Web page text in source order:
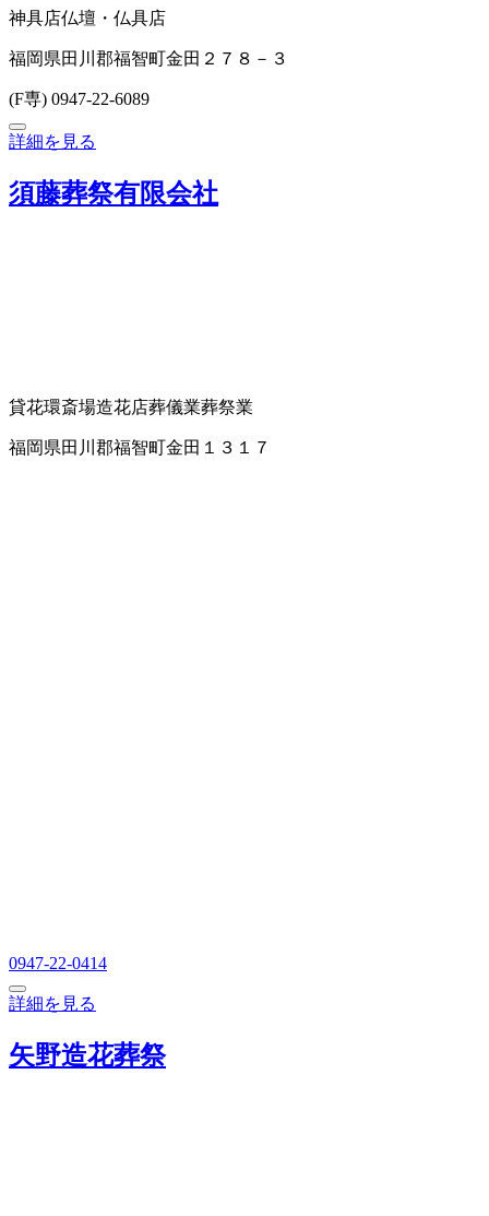
神具店仏壇・仏具店
福岡県田川郡福智町金田２７８－３
(F専) 0947-22-6089
詳細を見る
須藤葬祭有限会社
貸花環斎場造花店葬儀業葬祭業
福岡県田川郡福智町金田１３１７
0947-22-0414
詳細を見る
矢野造花葬祭